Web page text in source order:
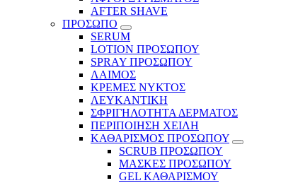
AFTER SHAVE
ΠΡΟΣΩΠΟ
SERUM
LOTION ΠΡΟΣΩΠΟΥ
SPRAY ΠΡΟΣΩΠΟΥ
ΛΑΙΜΟΣ
ΚΡΕΜΕΣ ΝΥΚΤΟΣ
ΛΕΥΚΑΝΤΙΚΗ
ΣΦΡΙΓΗΛΟΤΗΤΑ ΔΕΡΜΑΤΟΣ
ΠΕΡΙΠΟΙΗΣΗ ΧΕΙΛΗ
ΚΑΘΑΡΙΣΜΟΣ ΠΡΟΣΩΠΟΥ
SCRUB ΠΡΟΣΩΠΟΥ
ΜΑΣΚΕΣ ΠΡΟΣΩΠΟΥ
GEL ΚΑΘΑΡΙΣΜΟΥ